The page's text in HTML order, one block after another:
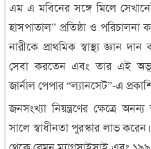
এম এ মবিনের সঙ্গে মিলে
হাসপাতাল” প্রতিষ্ঠা ও
নারীকে প্রাথমিক স্বাস্থ্য জ্ঞান
সেবা করতেন এবং তার এই
জার্নাল পেপার “ল্যানসেট”-এ
জনসংখ্যা নিয়ন্ত্রণের ক্ষেত্রে
সালে স্বাধীনতা পুরস্কার লাভ